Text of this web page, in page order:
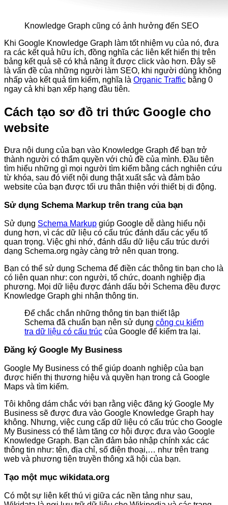
Knowledge Graph cũng có ảnh hưởng đến SEO
Khi Google Knowledge Graph làm tốt nhiệm vụ của nó, đưa
ra các kết quả hữu ích, đồng nghĩa các liên kết hiển thị trên
bảng kết quả sẽ có khả năng ít được click vào hơn. Đây sẽ
là vấn đề của những người làm SEO, khi người dùng không
nhấp vào kết quả tìm kiếm, nghĩa là Organic Traffic bằng 0
ngay cả khi bạn xếp hạng đầu tiên.
Cách tạo sơ đồ tri thức Google cho
website
Đưa nội dung của bạn vào Knowledge Graph để bạn trở
thành người có thẩm quyền với chủ đề của mình. Đầu tiên
tìm hiểu những gì mọi người tìm kiếm bằng cách nghiên cứu
từ khóa, sau đó viết nội dung thật xuất sắc và đảm bảo
website của bạn được tối ưu thân thiện với thiết bị di động.
Sử dụng Schema Markup trên trang của bạn
Sử dụng Schema Markup giúp Google dễ dàng hiểu nội
dung hơn, vì các dữ liệu có cấu trúc đánh dấu các yếu tố
quan trọng. Việc ghi nhớ, đánh dấu dữ liệu cấu trúc dưới
dạng Schema.org ngày càng trở nên quan trọng.
Bạn có thể sử dụng Schema để điền các thông tin bạn cho là
có liên quan như: con người, tổ chức, doanh nghiệp địa
phương. Mọi dữ liệu được đánh dấu bởi Schema đều được
Knowledge Graph ghi nhận thông tin.
Để chắc chắn những thông tin bạn thiết lập
Schema đã chuẩn bạn nên sử dụng công cụ kiểm
tra dữ liệu có cấu trúc của Google để kiểm tra lại.
Đăng ký Google My Business
Google My Business có thể giúp doanh nghiệp của bạn
được hiển thị thương hiệu và quyền hạn trong cả Google
Maps và tìm kiếm.
Tôi không dám chắc với bạn rằng việc đăng ký Google My
Business sẽ được đưa vào Google Knowledge Graph hay
không. Nhưng, việc cung cấp dữ liệu có cấu trúc cho Google
My Business có thể làm tăng cơ hội được đưa vào Google
Knowledge Graph. Bạn cần đảm bảo nhập chính xác các
thông tin như: tên, địa chỉ, số điện thoại,… như trên trang
web và phương tiện truyền thông xã hội của bạn.
Tạo một mục wikidata.org
Có một sự liên kết thú vị giữa các nền tảng như sau,